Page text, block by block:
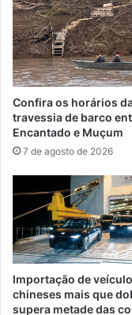
Confira os horários
travessia de barco
Encantado e Muçum
7 de agosto de 2026
Importação de
chineses mais que
supera metade das